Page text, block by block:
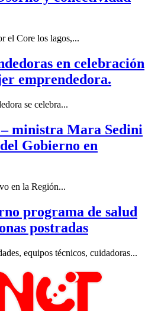
el Core los lagos,...
en celebración
emprendedora.
se celebra...
ministra Mara Sedini
Gobierno en
en la Región...
programa de salud
postradas
equipos técnicos, cuidadoras...